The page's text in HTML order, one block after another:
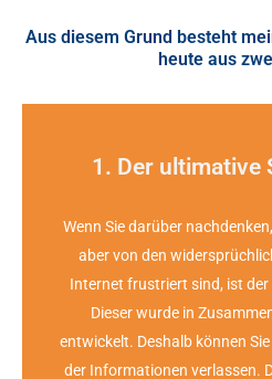
Aus diesem Grund besteht
heute aus
1. Der ultimative
Wenn Sie darüber
aber von den
Internet frustriert sind, ist
Dieser wurde in
entwickelt. Deshalb können
der Informationen verlassen.